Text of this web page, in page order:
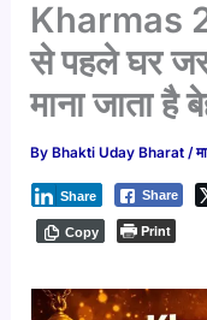
Kharmas
से पहले घर
माना जाता है
By Bhakti Uday Bharat/
Share
Share
Copy Print